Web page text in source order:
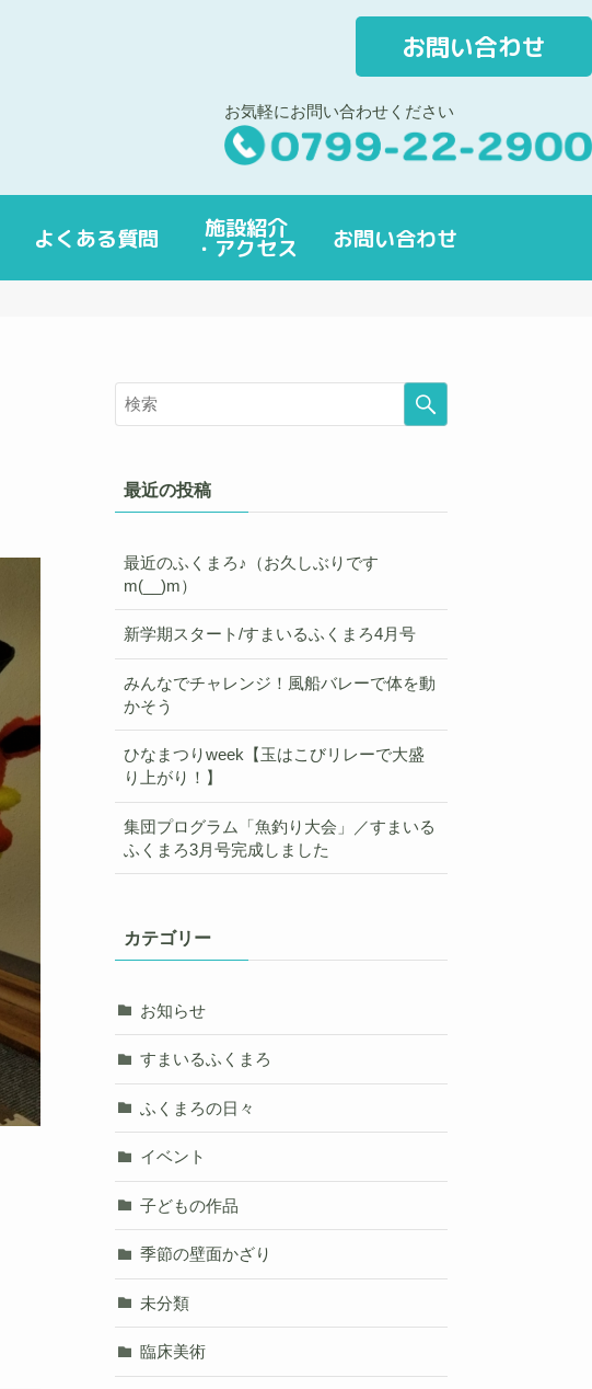
お問い合わせ
お気軽にお問い合わせください
よくある質問 施設紹介
・アクセス お問い合わせ
最近の投稿
最近のふくまろ♪（お久しぶりです
m(__)m）
新学期スタート/すまいるふくまろ4月号
みんなでチャレンジ！風船バレーで体を動
かそう
ひなまつりweek【玉はこびリレーで大盛
り上がり！】
集団プログラム「魚釣り大会」／すまいる
ふくまろ3月号完成しました
カテゴリー
お知らせ
すまいるふくまろ
ふくまろの日々
イベント
子どもの作品
季節の壁面かざり
未分類
臨床美術